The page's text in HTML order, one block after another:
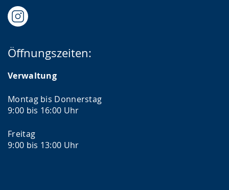
Öffnungszeiten:
Verwaltung
Montag bis Donnerstag
9:00 bis 16:00 Uhr
Freitag
9:00 bis 13:00 Uhr